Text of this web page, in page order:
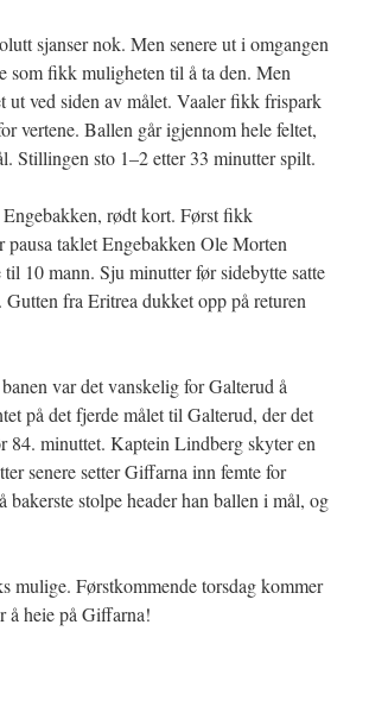
sjanser nok. Men senere ut i omgangen
som fikk muligheten til å ta den. Men
ved siden av målet. Vaaler fikk frispark
vertene. Ballen går igjennom hele feltet,
Stillingen sto 1–2 etter 33 minutter spilt.
rødt kort. Først fikk
taklet Engebakken Ole Morten
10 mann. Sju minutter før sidebytte satte
fra Eritrea dukket opp på returen
var det vanskelig for Galterud å
på det fjerde målet til Galterud, der det
84. minuttet. Kaptein Lindberg skyter en
senere setter Giffarna inn femte for
stolpe header han ballen i mål, og
mulige. Førstkommende torsdag kommer
å heie på Giffarna!